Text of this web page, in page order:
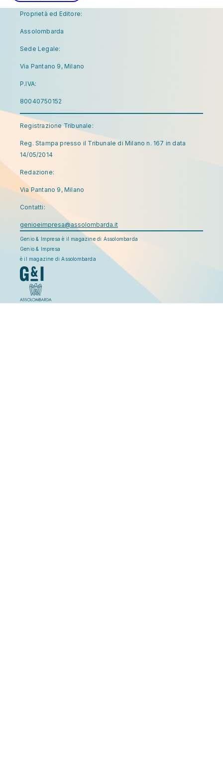
Proprietà ed Editore:
Assolombarda
Sede Legale:
Via Pantano 9, Milano
P.IVA:
80040750152
Registrazione Tribunale:
Reg. Stampa presso il Tribunale di Milano n. 167 in data
14/05/2014
Redazione:
Via Pantano 9, Milano
Contatti:
genioeimpresa@assolombarda.it
Genio & Impresa è il magazine di Assolombarda
Genio & Impresa
è il magazine di Assolombarda